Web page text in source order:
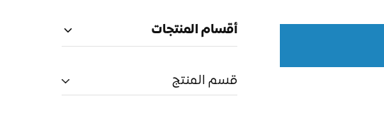
أقسام المنتجات
قسم المنتج